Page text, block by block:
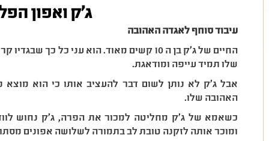
ג'ק ואפון
עיבוד סוחף לאגדה האהובה
החיים של ג'ק בן ה 10 קשים מאוד. הוא עני כל
שלו תמיד עייפה ומודאגת.
אבל ג'ק לא נותן לשום דבר להעציב אותו כי הוא
האהובה שלו.
כשאמא של ג'ק מחליטה למכור את הפרה, ג'ק נחוש
ומוכר אותה לזקנה טובת לב בתמורה לשלושה אפונים